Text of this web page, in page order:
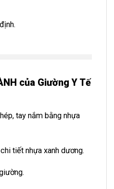
của Giường Y Tế
tay nắm bằng nhựa
tiết nhựa xanh dương.